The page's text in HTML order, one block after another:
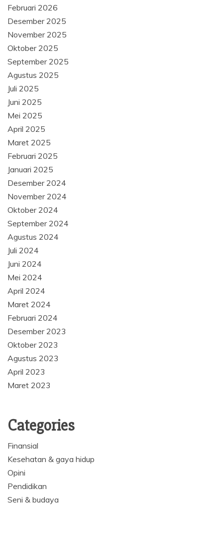
Februari 2026
Desember 2025
November 2025
Oktober 2025
September 2025
Agustus 2025
Juli 2025
Juni 2025
Mei 2025
April 2025
Maret 2025
Februari 2025
Januari 2025
Desember 2024
November 2024
Oktober 2024
September 2024
Agustus 2024
Juli 2024
Juni 2024
Mei 2024
April 2024
Maret 2024
Februari 2024
Desember 2023
Oktober 2023
Agustus 2023
April 2023
Maret 2023
Categories
Finansial
Kesehatan & gaya hidup
Opini
Pendidikan
Seni & budaya